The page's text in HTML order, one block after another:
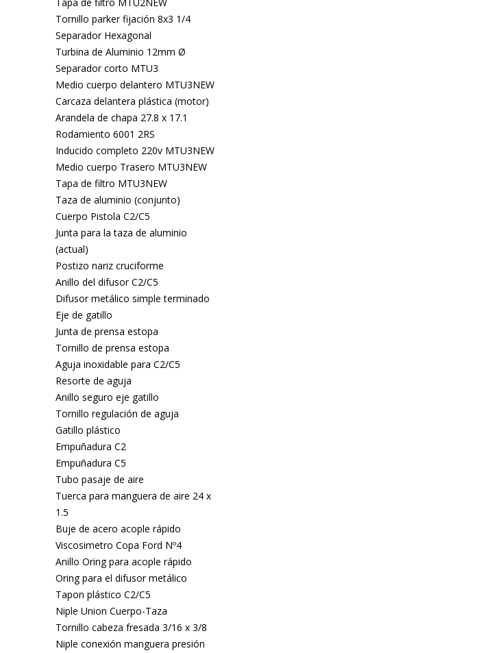
Tornillo parker fijación 8x3 1/4
Separador Hexagonal
Turbina de Aluminio 12mm Ø
Separador corto MTU3
Medio cuerpo delantero MTU3NEW
Carcaza delantera plástica (motor)
Arandela de chapa 27.8 x 17.1
Rodamiento 6001 2RS
Inducido completo 220v MTU3NEW
Medio cuerpo Trasero MTU3NEW
Tapa de filtro MTU3NEW
Taza de aluminio (conjunto)
Cuerpo Pistola C2/C5
Junta para la taza de aluminio
(actual)
Postizo nariz cruciforme
Anillo del difusor C2/C5
Difusor metálico simple terminado
Eje de gatillo
Junta de prensa estopa
Tornillo de prensa estopa
Aguja inoxidable para C2/C5
Resorte de aguja
Anillo seguro eje gatillo
Tornillo regulación de aguja
Gatillo plástico
Empuñadura C2
Empuñadura C5
Tubo pasaje de aire
Tuerca para manguera de aire 24 x
1.5
Buje de acero acople rápido
Viscosimetro Copa Ford Nº4
Anillo Oring para acople rápido
Oring para el difusor metálico
Tapon plástico C2/C5
Niple Union Cuerpo-Taza
Tornillo cabeza fresada 3/16 x 3/8
Niple conexión manguera presión